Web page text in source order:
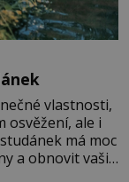
vlastnosti,
osvěžení, ale i
má moc
a obnovit vaši